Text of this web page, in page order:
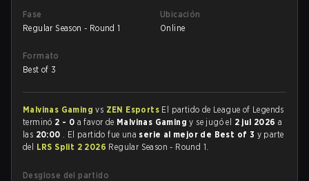
Fase
Regular Season - Round 1
Ubicación
Online
Formato
Best of 3
Malvinas Gamingvs ZEN Esports El partido de League of Legends
terminó 2 - 0 a favor de Malvinas Gamingy se jugó el 2 jul 2026a
las 20:00 . El partido fue una serie al mejor de Best of 3 y parte
del LRS Split 2 2026 Regular Season - Round 1.
Desglose del partido